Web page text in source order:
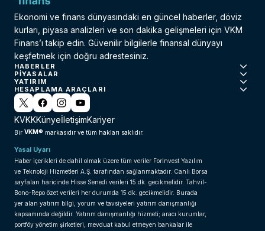
Ekonomi ve finans dünyasındaki en güncel haberler, döviz
kurları, piyasa analizleri ve son dakika gelişmeleri için VKM
Finans’ı takip edin. Güvenilir bilgilerle finansal dünyayı
keşfetmek için doğru adrestesiniz.
HABERLER
PIYASALAR
YATIRIM
HESAPLAMA ARAÇLARI
KVKKKünyeİletişimKariyer
Bir VKM® markasıdır ve tüm hakları saklıdır.
Yasal Uyarı
Haber içerikleri de dahil olmak üzere tüm veriler ForInvest Yazılım
ve Teknoloji Hizmetleri A.Ş. tarafından sağlanmaktadır. Canlı Borsa
sayfaları haricinde Hisse Senedi verileri 15 dk. gecikmelidir. Tahvil-
Bono-Repo özet verileri her durumda 15 dk. gecikmelidir. Burada
yer alan yatırım bilgi, yorum ve tavsiyeleri yatırım danışmanlığı
kapsamında değildir. Yatırım danışmanlığı hizmeti; aracı kurumlar,
portföy yönetim şirketleri, mevduat kabul etmeyen bankalar ile